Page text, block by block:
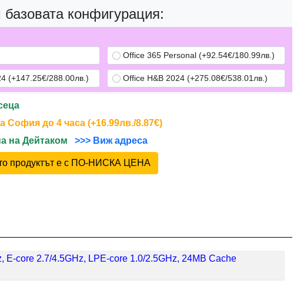
конфигурация:
Office 365 Personal (+92.54€/180.99лв.)
(+147.25€/288.00лв.) Office H&B 2024 (+275.08€/538.01лв.)
София до 4 часа (+16.99лв./8.87€)
на Дейтаком
>>> Виж адреса
продуктът е с ПО-НИСКА ЦЕНА
core 2.7/4.5GHz, LPE-core 1.0/2.5GHz, 24MB Cache